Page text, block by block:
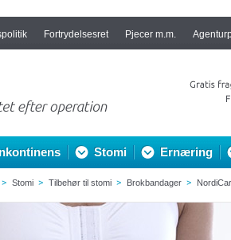
Fortrydelsesret Pjecer m.m.
Stomi Ernæring
Stomi Tilbehør til stomi Brokbandager